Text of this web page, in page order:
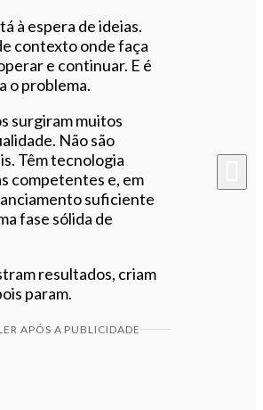
à espera de ideias.
contexto onde faça
e continuar. E é
o problema.
surgiram muitos
Não são
Têm tecnologia
competentes e, em
suficiente
fase sólida de
resultados, criam
param.
APÓS A PUBLICIDADE